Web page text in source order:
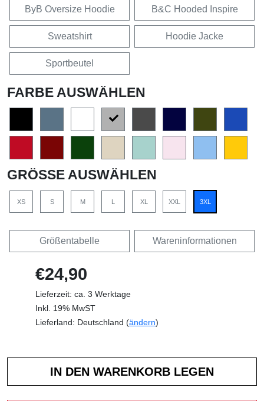
ByB Oversize Hoodie B&C Hooded Inspire
Sweatshirt Hoodie Jacke
Sportbeutel
FARBE AUSWÄHLEN
GRÖSSE AUSWÄHLEN
XS S M L XL XXL 3XL
Größentabelle Wareninformationen
€24,90
Lieferzeit: ca. 3 Werktage
Inkl. 19% MwST
Lieferland: Deutschland (ändern)